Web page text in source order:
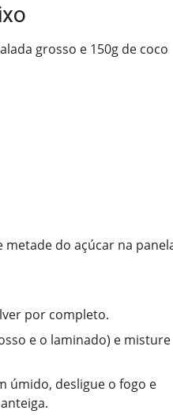
grosso e 150g de coco
metade do açúcar na
por completo.
e o laminado) e misture
úmido, desligue o fogo e